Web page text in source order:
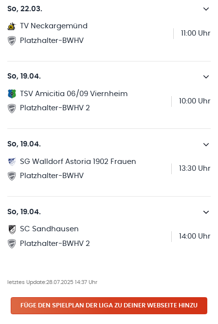
So, 22.03.
TV Neckargemünd
Platzhalter-BWHV
11:00 Uhr
So, 19.04.
TSV Amicitia 06/09 Viernheim
Platzhalter-BWHV 2
10:00 Uhr
So, 19.04.
SG Walldorf Astoria 1902 Frauen
Platzhalter-BWHV
13:30 Uhr
So, 19.04.
SC Sandhausen
Platzhalter-BWHV 2
14:00 Uhr
letztes Update:28.07.2025 14:37 Uhr
FÜGE DEN SPIELPLAN DER LIGA ZU DEINER WEBSEITE HINZU